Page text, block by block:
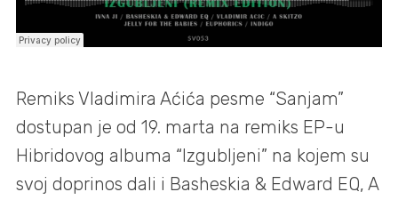
Remiks Vladimira Aćića pesme “Sanjam”
dostupan je od 19. marta na remiks EP-u
Hibridovog albuma “Izgubljeni” na kojem su
svoj doprinos dali i Basheskia & Edward EQ, A